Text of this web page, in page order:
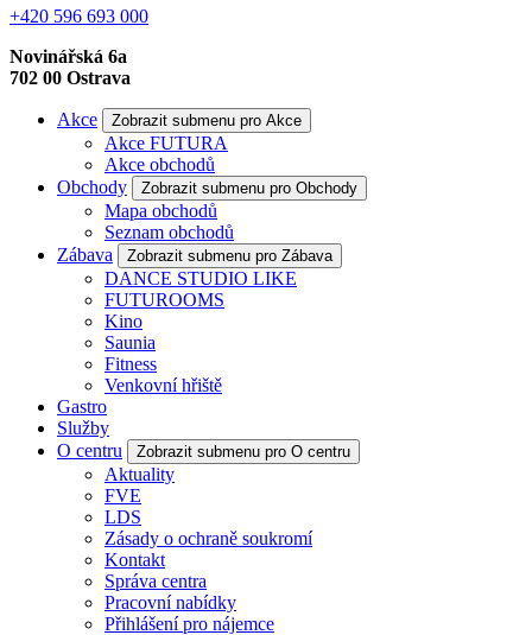
+420 596 693 000
Novinářská 6a
702 00 Ostrava
Akce Zobrazit submenu pro Akce
Akce FUTURA
Akce obchodů
Obchody
Zobrazit submenu pro Obchody
Mapa obchodů
Seznam obchodů
Zábava
Zobrazit submenu pro Zábava
DANCE STUDIO LIKE
FUTUROOMS
Kino
Saunia
Fitness
Venkovní hřiště
Gastro
Služby
O centru
Zobrazit submenu pro O centru
Aktuality
FVE
LDS
Zásady o ochraně soukromí
Kontakt
Správa centra
Pracovní nabídky
Přihlášení pro nájemce